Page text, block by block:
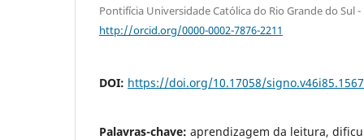
Pontifícia Universidade Católica do Rio Grande do Sul -
http://orcid.org/0000-0002-7876-2211
DOI: https://doi.org/10.17058/
Palavras-chave: aprendizagem da leitura,